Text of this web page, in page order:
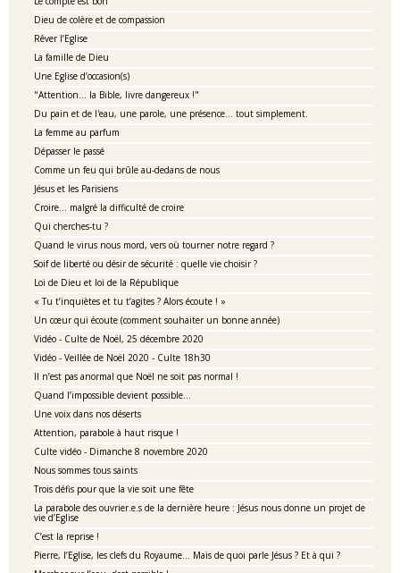
Dieu de colère et de compassion
Rêver l’Eglise
La famille de Dieu
Une Eglise d’occasion(s)
"Attention... la Bible, livre dangereux !"
Du pain et de l'eau, une parole, une présence... tout simplement.
La femme au parfum
Dépasser le passé
Comme un feu qui brûle au-dedans de nous
Jésus et les Parisiens
Croire… malgré la difficulté de croire
Qui cherches-tu ?
Quand le virus nous mord, vers où tourner notre regard ?
Soif de liberté ou désir de sécurité : quelle vie choisir ?
Loi de Dieu et loi de la République
« Tu t’inquiètes et tu t’agites ? Alors écoute ! »
Un cœur qui écoute (comment souhaiter un bonne année)
Vidéo - Culte de Noël, 25 décembre 2020
Vidéo - Veillée de Noël 2020 - Culte 18h30
Il n’est pas anormal que Noël ne soit pas normal !
Quand l’impossible devient possible…
Une voix dans nos déserts
Attention, parabole à haut risque !
Culte vidéo - Dimanche 8 novembre 2020
Nous sommes tous saints
Trois défis pour que la vie soit une fête
La parabole des ouvrier.e.s de la dernière heure : Jésus nous donne un projet de
vie d’Eglise
C’est la reprise !
Pierre, l’Eglise, les clefs du Royaume… Mais de quoi parle Jésus ? Et à qui ?